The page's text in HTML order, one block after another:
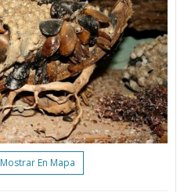
Mostrar En Mapa